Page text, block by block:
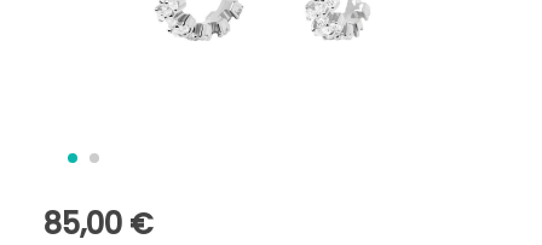
85,00 €